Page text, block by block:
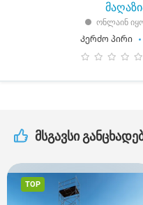
ონლაინ
Კერძო პირი
მსგავსი
TOP